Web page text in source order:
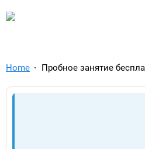
Home Пробное занятие